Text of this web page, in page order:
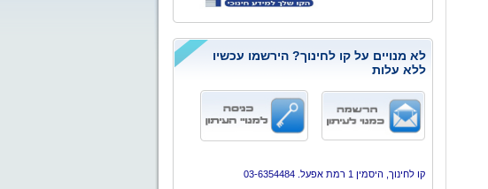
לא מנויים על קו לחינוך? הירשמו עכשיו
ללא עלות
קו לחינוך, היסמין 1 רמת אפעל. 03-6354484